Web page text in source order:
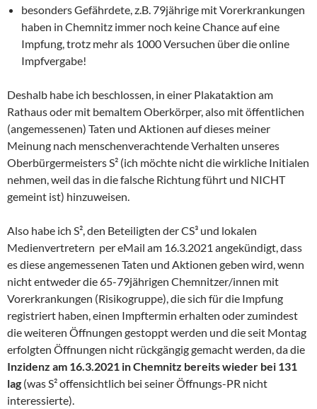
besonders Gefährdete, z.B. 79jährige mit Vorerkrankungen
haben in Chemnitz immer noch keine Chance auf eine
Impfung, trotz mehr als 1000 Versuchen über die online
Impfvergabe!
Deshalb habe ich beschlossen, in einer Plakataktion am
Rathaus oder mit bemaltem Oberkörper, also mit öffentlichen
(angemessenen) Taten und Aktionen auf dieses meiner
Meinung nach menschenverachtende Verhalten unseres
Oberbürgermeisters S² (ich möchte nicht die wirkliche Initialen
nehmen, weil das in die falsche Richtung führt und NICHT
gemeint ist) hinzuweisen.
Also habe ich S², den Beteiligten der CS³ und lokalen
Medienvertretern per eMail am 16.3.2021 angekündigt, dass
es diese angemessenen Taten und Aktionen geben wird, wenn
nicht entweder die 65-79jährigen Chemnitzer/innen mit
Vorerkrankungen (Risikogruppe), die sich für die Impfung
registriert haben, einen Impftermin erhalten oder zumindest
die weiteren Öffnungen gestoppt werden und die seit Montag
erfolgten Öffnungen nicht rückgängig gemacht werden, da die
Inzidenz am 16.3.2021 in Chemnitz bereits wieder bei 131
lag (was S² offensichtlich bei seiner Öffnungs-PR nicht
interessierte).